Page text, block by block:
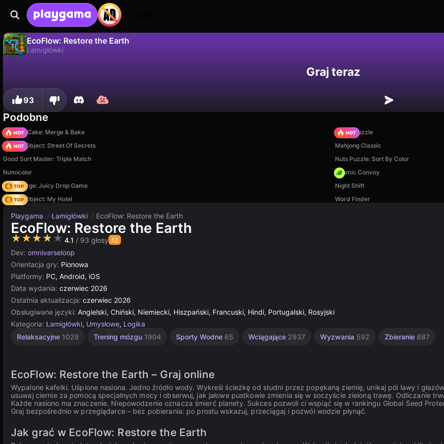
EcoFlow: Restore the Earth
Łamigłówki
Graj teraz
93
Podobne
Piece of Cake: Merge & Bake
Arrow Puzzle
Hidden Object: Street Of Secrets
Mahjong Classic
Good Sort Master: Triple Match
Nuts Puzzle: Sort By Color
Numicolor
Cosmic Convoy
Fruit Merge: Juicy Drop Game
Night Shift
Hidden Object: My Hotel
Word Finder
Playgama / Łamigłówki / EcoFlow: Restore the Earth
EcoFlow: Restore the Earth
★★★★★ 4.1 / 93 głosy 12
Dev: omniverseloop
Orientacja gry: Pionowa
Platformy: PC, Android, iOS
Data wydania: czerwiec 2026
Ostatnia aktualizacja: czerwiec 2026
Obsługiwane języki: Angielski, Chiński, Niemiecki, Hiszpański, Francuski, Hindi, Portugalski, Rosyjski
Kategoria: Łamigłówki, Umysłowe, Logika
Relaksacyjne 1029 Trening mózgu 1904 Sporty Wodne 65 Wciągające 2937 Wyzwania 592 Zbieranie 887
Hodowla
EcoFlow: Restore the Earth – Graj online
Wypalone kafelki. Uśpione nasiona. Jedno źródło wody. Wykreśl ścieżkę od studni przez popękaną ziemię, unikaj pól lawy i
usuwaj ciernie za pomocą specjalnych mocy i obserwuj, jak jałowe pustkowie zmienia się w soczyście zieloną trawę. Odliczanie
Każde nasiono ma znaczenie. Niepowodzenie oznacza śmierć planety. Sukces pozwoli ci wspiąć się w rankingu Global Seed
Graj bezpośrednio w przeglądarce – bez pobierania: po prostu wskazuj, przeciągaj i pozwól wodzie płynąć.
Jak grać w EcoFlow: Restore the Earth